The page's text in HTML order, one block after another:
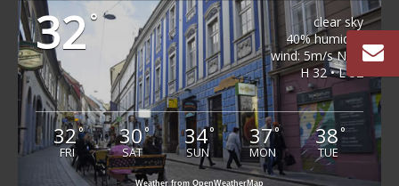
32°
clear sky
40% humidity
wind: 5m/s NNE
H 32 • L 32
32°
FRI
30°
SAT
34°
SUN
37°
MON
38°
TUE
Weather from OpenWeatherMap